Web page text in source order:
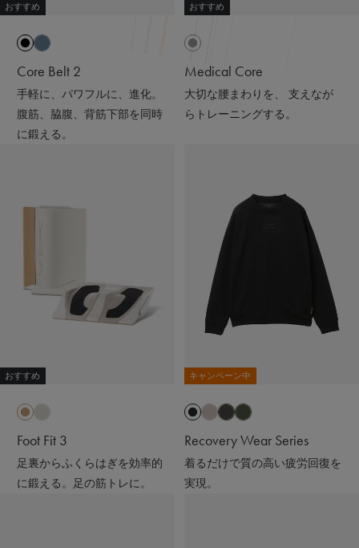
着心地も抜群なんだよー😍
ストレッチがきいていて吸水速乾性もあって
接触冷感で肌触りも良いの🫶🏻💭
ギフトにもおすすめだよ🎁💝
#PR #SIXPAD #シックスパッド #リカバリーウェア #着る
おすすめ
Core Belt 2
手軽に、パワフルに、進化。
腹筋、脇腹、背筋下部を同時
に鍛える。
おすすめ
Medical Core
大切な腰まわりを、 支えなが
らトレーニングする。
おすすめ
Foot Fit 3
足裏からふくらはぎを効率的
に鍛える。足の筋トレに。
キャンペーン中
Recovery Wear Series
着るだけで質の高い疲労回復を
実現。